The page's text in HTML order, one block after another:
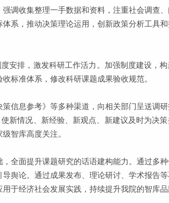
调收集整理一手数据和资料，注重社会调查、
系，推动决策理论运用，创新政策分析工具和
度安排，激发科研工作活力。加强制度建设，构
标准体系，修改科研课题成果验收规范。
信息参考》等多种渠道，向相关部门呈送调
新情况、新经验、新观点、新建议及时为决
智库高度关注。
全面提升课题研究的话语建构能力。通过多种
舆论。通过成果发布、理论研讨、学术报告
于经济社会发展实践，持续提升我院的智库品